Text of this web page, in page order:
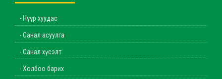
- Нүүр хуудас
- Санал асуулга
- Санал хүсэлт
- Холбоо барих